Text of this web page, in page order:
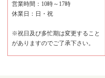
営業時間：10時～17時
休業日：日・祝
※祝日及び多忙期は変更すること
がありますのでご了承下さい。